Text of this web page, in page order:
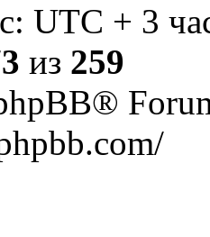
UTC + 3
из 259